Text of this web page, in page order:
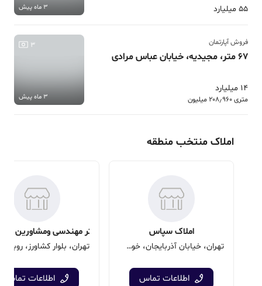
55 میلیارد 3 ماه پیش
فروش آپارتمان
67 متر، مجیدیه، خیابان عباس مرادی
14 میلیارد
متری 208٫960 میلیون
3
3 ماه پیش
املاک منتخب منطقه
املاک سپاس
تهران، خیابان آذربایجان، خوش، نرسیده به آذربایجان، پلاک 845
اطلاعات تماس
دفتر مهندسی ومشاورین
اطلاعات تماس